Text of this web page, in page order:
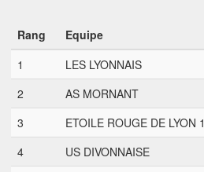
Rang Equipe
1
LES LYONNAIS
2
AS MORNANT
3
ETOILE ROUGE DE LYON 1
4
US DIVONNAISE